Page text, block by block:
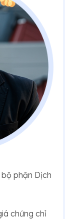
phận Dịch
chứng chỉ